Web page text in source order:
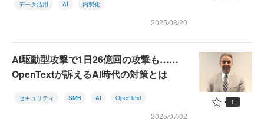
データ活用 AI 内製化
2025/08/20
AI駆動型攻撃で1日26億回の攻撃も……
OpenTextが訴えるAI時代の対策とは
セキュリティ SMB AI OpenText
2025/07/02
1